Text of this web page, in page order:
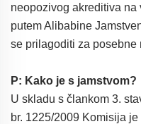
neopozivog akreditiva
putem Alibabine
se prilagoditi za posebne
P: Kako je s jamstvom?
U skladu s člankom 3.
br. 1225/2009 Komisija